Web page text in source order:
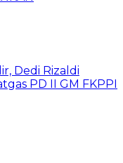
Dedi Rizaldi
PD II GM FKPPI